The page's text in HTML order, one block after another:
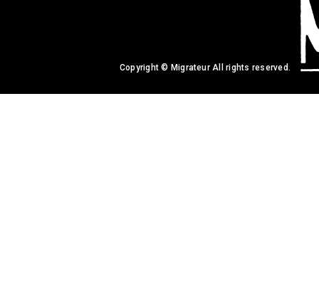
Copyright © Migrateur All rights reserved.